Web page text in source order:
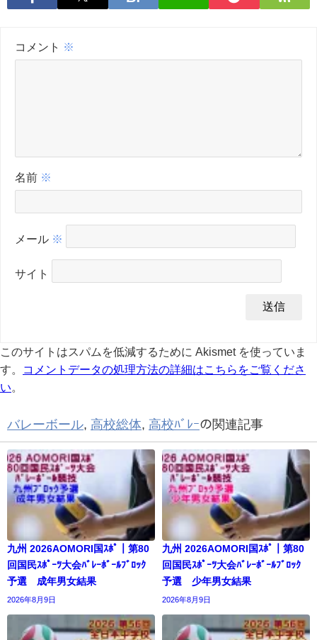
コメント ※
名前 ※
メール ※
サイト
このサイトはスパムを低減するために Akismet を使っていま
す。
コメントデータの処理方法の詳細はこちらをご覧くださ
い。
バレーボール, 高校総体, 高校ﾊﾞﾚｰの関連記事
九州 2026AOMORI国ｽﾎﾟ｜第80
回国民ｽﾎﾟｰﾂ大会ﾊﾞﾚｰﾎﾞｰﾙﾌﾞﾛｯｸ
予選 成年男女結果
2026年8月9日
九州 2026AOMORI国ｽﾎﾟ｜第80
回国民ｽﾎﾟｰﾂ大会ﾊﾞﾚｰﾎﾞｰﾙﾌﾞﾛｯｸ
予選 少年男女結果
2026年8月9日